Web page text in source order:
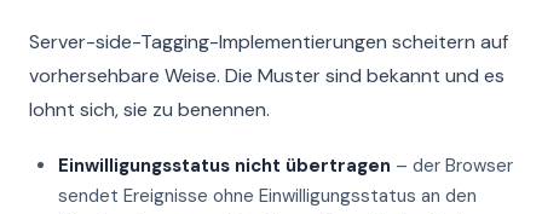
Server-side-Tagging-Implementierungen scheitern auf
vorhersehbare Weise. Die Muster sind bekannt und es
lohnt sich, sie zu benennen.
Einwilligungsstatus nicht übertragen – der Browser
sendet Ereignisse ohne Einwilligungsstatus an den